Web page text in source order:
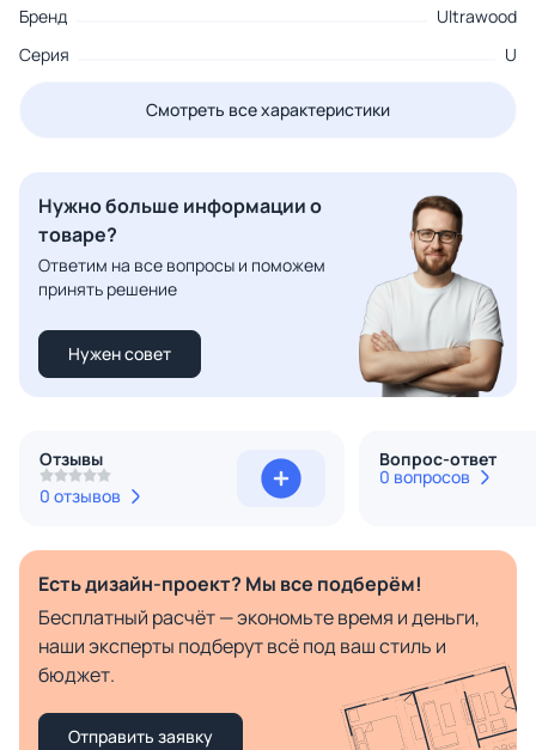
Бренд
Ultrawood
Серия
U
Смотреть все характеристики
Нужно больше информации о
товаре?
Ответим на все вопросы и поможем
принять решение
Нужен совет
Отзывы
0 отзывов
Вопрос-ответ
0 вопросов
Есть дизайн-проект? Мы все подберём!
Бесплатный расчёт — экономьте время и деньги,
наши эксперты подберут всё под ваш стиль и
бюджет.
Отправить заявку